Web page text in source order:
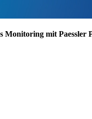
Monitoring mit Paessler